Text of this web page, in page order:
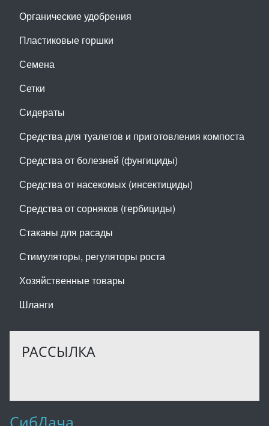
Органические удобрения
Пластиковые горшки
Семена
Сетки
Сидераты
Средства для туалетов и приготовления компоста
Средства от болезней (фунгициды)
Средства от насекомых (инсектициды)
Средства от сорняков (гербициды)
Стаканы для расады
Стимуляторы, регуляторы роста
Хозяйственные товары
Шланги
РАССЫЛКА
СибДача